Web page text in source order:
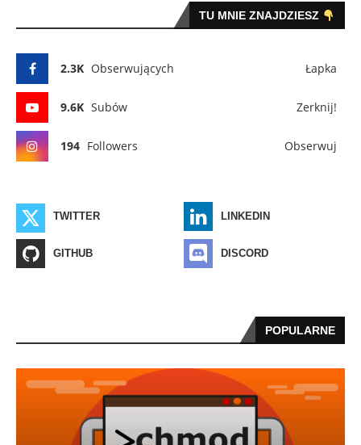
TU MNIE ZNAJDZIESZ
2.3K Obserwujących Łapka
9.6K Subów Zerknij!
194 Followers Obserwuj
TWITTER LINKEDIN
GITHUB DISCORD
POPULARNE